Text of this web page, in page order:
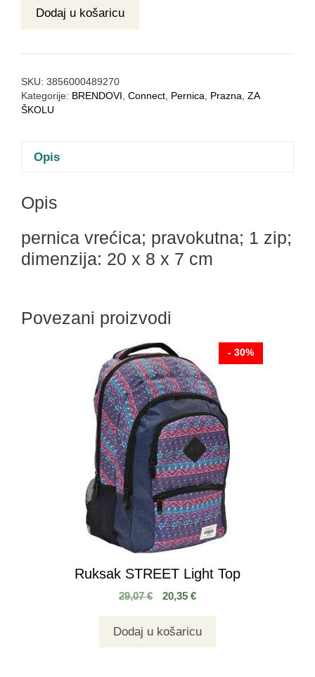
Dodaj u košaricu
SKU: 3856000489270
Kategorije: BRENDOVI , Connect, Pernica, Prazna, ZA
ŠKOLU
Opis
Opis
pernica vrećica; pravokutna; 1 zip;
dimenzija: 20 x 8 x 7 cm
Povezani proizvodi
- 30%
Ruksak STREET Light Top
29,07€ 20,35 €
Dodaj u košaricu